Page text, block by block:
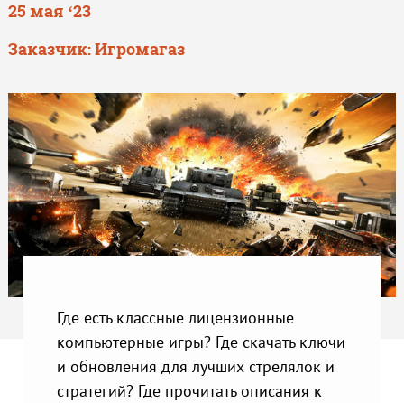
25 мая ‘23
Заказчик: Игромагаз
Где есть классные лицензионные
компьютерные игры? Где скачать ключи
и обновления для лучших стрелялок и
стратегий? Где прочитать описания к